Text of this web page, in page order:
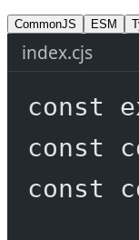
CommonJS ESM
index.cjs
const
const
const